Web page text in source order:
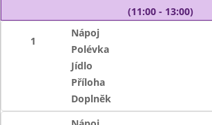
(11:00 - 13:00)
1
Nápoj
Polévka
Jídlo
Příloha
Doplněk